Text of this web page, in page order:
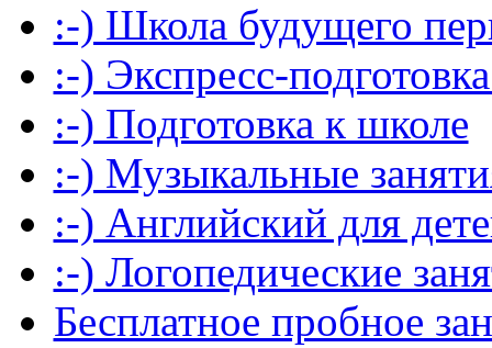
:-) Школа будущего
:-) Экспресс-
:-) Подготовка к школе
:-) Музыкальные
:-) Английский для
:-) Логопедические
Бесплатное пробное